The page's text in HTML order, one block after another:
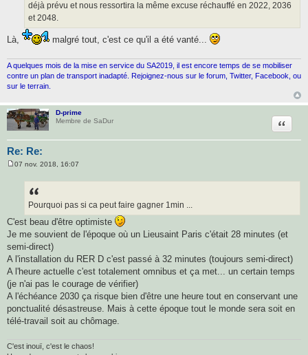
déjà prévu et nous ressortira la même excuse réchauffé en 2022, 2036
et 2048.
Là, malgré tout, c'est ce qu'il a été vanté...
A quelques mois de la mise en service du SA2019, il est encore temps de se mobiliser
contre un plan de transport inadapté. Rejoignez-nous sur le forum, Twitter, Facebook, ou
sur le terrain.
D-prime
Membre de SaDur
Re: Re:
e
07 nov. 2018, 16:07
Pourquoi pas si ca peut faire gagner 1min ...
C'est beau d'être optimiste
Je me souvient de l'époque où un Lieusaint Paris c'était 28 minutes (et
semi-direct)
A l'installation du RER D c'est passé à 32 minutes (toujours semi-direct)
A l'heure actuelle c'est totalement omnibus et ça met... un certain temps
(je n'ai pas le courage de vérifier)
A l'échéance 2030 ça risque bien d'être une heure tout en conservant une
ponctualité désastreuse. Mais à cette époque tout le monde sera soit en
télé-travail soit au chômage.
C'est inouï, c'est le chaos!